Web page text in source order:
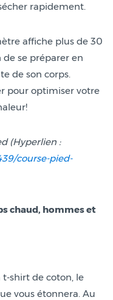
rapidement.
affiche plus de 30
de se préparer en
de son corps.
pour optimiser votre
(Hyperlien :
course-pied-
chaud, hommes et
shirt de coton, le
vous étonnera. Au